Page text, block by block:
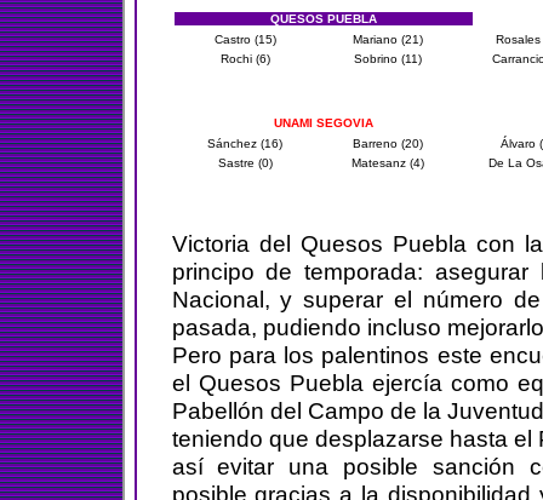
QUESOS PUEBLA
Castro (15)
Mariano (21)
Rosales
Rochi (6)
Sobrino (11)
UNAMI SEGOVIA
Sánchez (16)
Barreno (20)
Álvaro
Sastre (0)
Matesanz (4) De La
Victoria del Quesos Puebla con
principo de temporada:
Nacional, y superar el número
pasada, pudiendo incluso
Pero para los palentinos este
el Quesos Puebla ejercía como
Pabellón del Campo de la
teniendo que desplazarse hasta el
así evitar una posible sanción
posible gracias a la